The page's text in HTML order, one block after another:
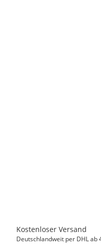
Kostenloser Versand
Deutschlandweit per DHL ab